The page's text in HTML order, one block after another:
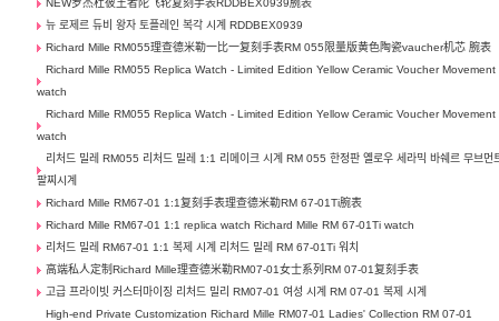
NEW罗杰杜彼王者陀飞轮复刻手表RDDBEX0939腕表
뉴 로제르 듀비 왕자 토플레인 복각 시계 RDDBEX0939
Richard Mille RM055理查德米勒一比一复刻手表RM 055限量版黄色陶瓷vaucher机芯 腕表
Richard Mille RM055 Replica Watch - Limited Edition Yellow Ceramic Voucher Movement
watch
Richard Mille RM055 Replica Watch - Limited Edition Yellow Ceramic Voucher Movement
watch
리처드 밀레 RM055 리처드 밀레 1:1 리메이크 시계 RM 055 한정판 옐로우 세라믹 바쉐르 무브먼
팔찌시계
Richard Mille RM67-01 1:1复刻手表理查德米勒RM 67-01Ti腕表
Richard Mille RM67-01 1:1 replica watch Richard Mille RM 67-01Ti watch
리처드 밀레 RM67-01 1:1 복제 시계 리처드 밀레 RM 67-01Ti 워치
高端私人定制Richard Mille理查德米勒RM07-01女士系列RM 07-01复刻手表
고급 프라이빗 커스터마이징 리처드 밀리 RM07-01 여성 시계 RM 07-01 복제 시계
High-end Private Customization Richard Mille RM07-01 Ladies' Collection RM 07-01